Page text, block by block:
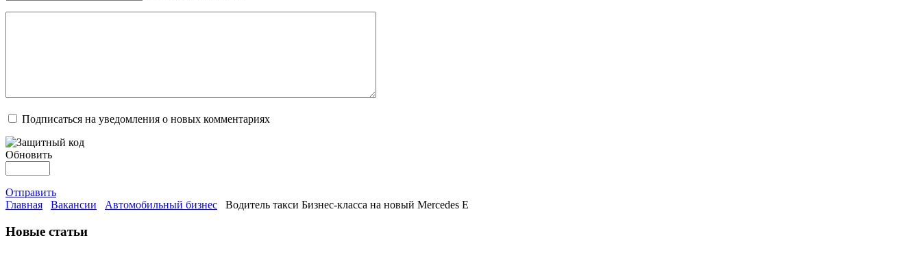
Подписаться на уведомления о новых комментариях
Обновить
Отправить
Главная
Вакансии Автомобильный бизнес Водитель такси Бизнес-класса на новый Mercedes E
Новые статьи